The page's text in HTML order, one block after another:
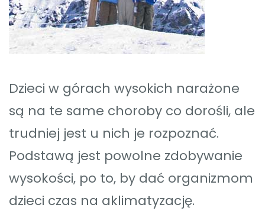
Dzieci w górach wysokich narażone
są na te same choroby co dorośli, ale
trudniej jest u nich je rozpoznać.
Podstawą jest powolne zdobywanie
wysokości, po to, by dać organizmom
dzieci czas na aklimatyzację.